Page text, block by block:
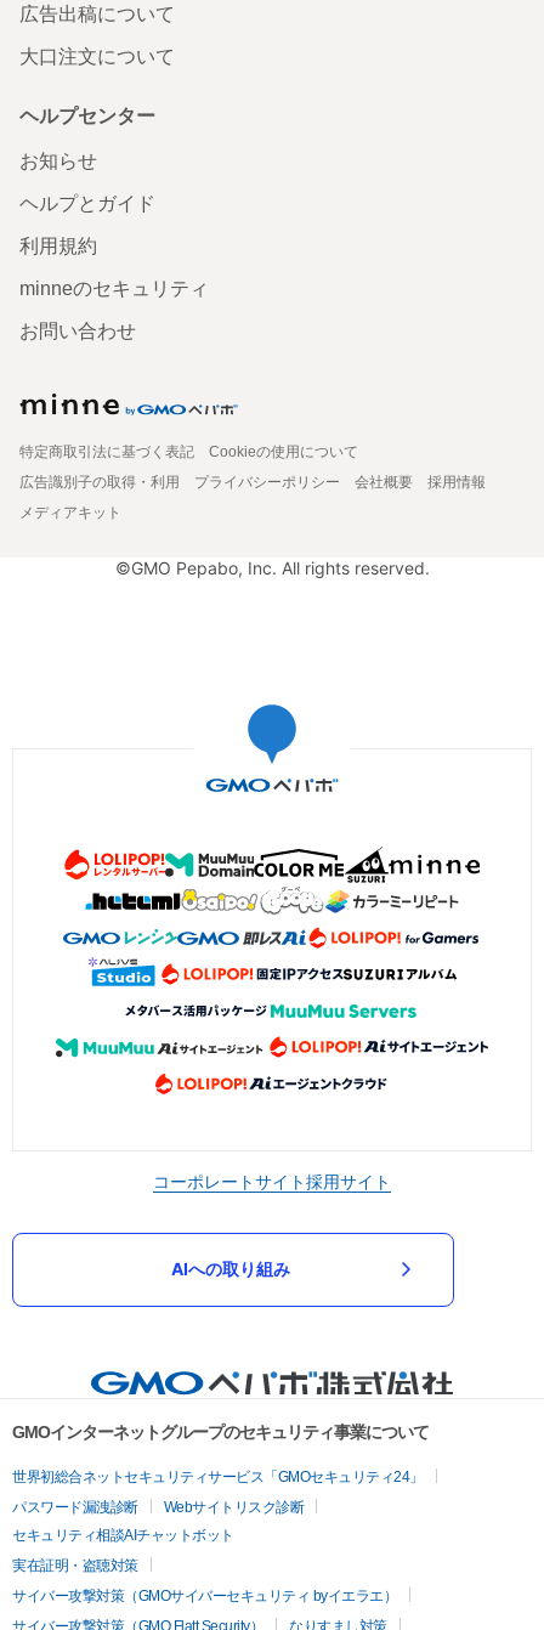
広告出稿について
大口注文について
ヘルプセンター
お知らせ
ヘルプとガイド
利用規約
minneのセキュリティ
お問い合わせ
特定商取引法に基づく表記
Cookieの使用について
広告識別子の取得・利用
プライバシーポリシー 会社概要
採用情報
メディアキット
©GMO Pepabo, Inc. All rights reserved.
コーポレートサイト採用サイト
AIへの取り組み
GMOインターネットグループのセキュリティ事業について
世界初総合ネットセキュリティサービス「GMOセキュリティ24」
パスワード漏洩診断
Webサイトリスク診断
セキュリティ相談AIチャットボット
実在証明・盗聴対策
サイバー攻撃対策（GMOサイバーセキュリティ byイエラエ）
サイバー攻撃対策（GMO Flatt Security）
なりすまし対策